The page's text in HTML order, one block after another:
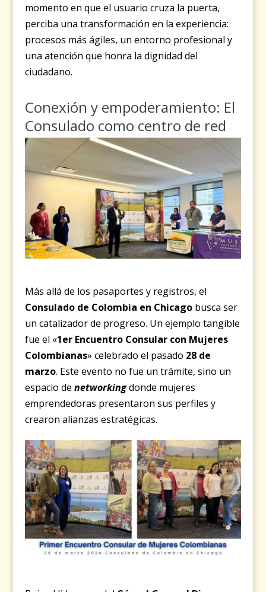
momento en que el usuario cruza la puerta,
perciba una transformación en la experiencia:
procesos más ágiles, un entorno profesional y
una atención que honra la dignidad del
ciudadano.
Conexión y empoderamiento: El
Consulado como centro de red
Más allá de los pasaportes y registros, el
Consulado de Colombia en Chicago busca ser
un catalizador de progreso. Un ejemplo tangible
fue el «1er Encuentro Consular con Mujeres
Colombianas» celebrado el pasado 28 de
marzo. Este evento no fue un trámite, sino un
espacio denetworkingdonde mujeres
emprendedoras presentaron sus perfiles y
crearon alianzas estratégicas.